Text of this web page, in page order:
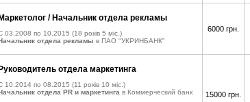
Маркетолог / Начальник отдела рекламы
03.2008 по 10.2015 (18 років 5 міс.)
отдела рекламы в ПАО "УКРИНБАНК"
6000 грн.
Руководитель отдела маркетинга
10.2014 по 08.2015 (11 років 10 міс.)
отдела PR и маркетинга в Коммерческий банк
15000 грн.